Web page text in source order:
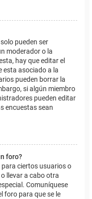
pueden ser
moderador o la
hay que editar el
esta asociado a la
pueden borrar la
si algún miembro
pueden editar
encuestas sean
foro?
ciertos usuarios o
llevar a cabo otra
Comuníquese
foro para que se le